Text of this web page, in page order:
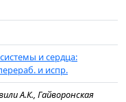
и сердца:
и испр.
А.К., Гайворонская